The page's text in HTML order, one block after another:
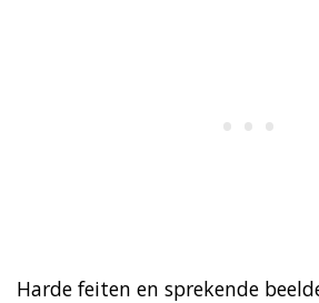
Harde feiten en sprekende